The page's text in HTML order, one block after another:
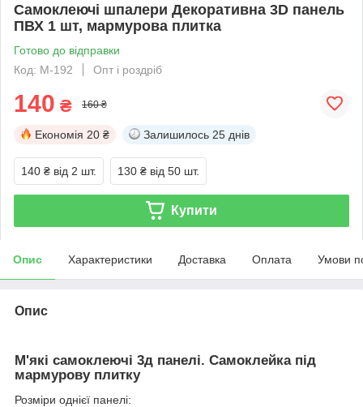
Самоклеючі шпалери Декоративна 3D панель
ПВХ 1 шт, мармурова плитка
Готово до відправки
Код: M-192
Опт і роздріб
140 ₴ 160 ₴
Економія 20 ₴ Залишилось 25 днів
140 ₴ від 2 шт. 130 ₴ від 50 шт.
Купити
Опис Характеристики Доставка Оплата Умови
Опис
М'які самоклеючі 3д панелі. Самоклейка під
мармурову плитку
Розміри однієї панелі: